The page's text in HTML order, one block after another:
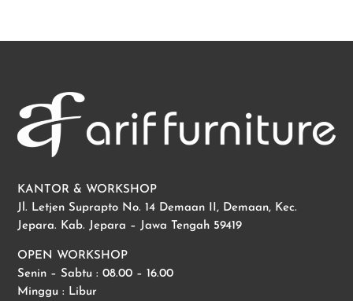
KANTOR & WORKSHOP
Jl. Letjen Suprapto No. 14 Demaan II, Demaan, Kec.
Jepara. Kab. Jepara – Jawa Tengah 59419
OPEN WORKSHOP
Senin – Sabtu : 08.00 – 16.00
Minggu : Libur